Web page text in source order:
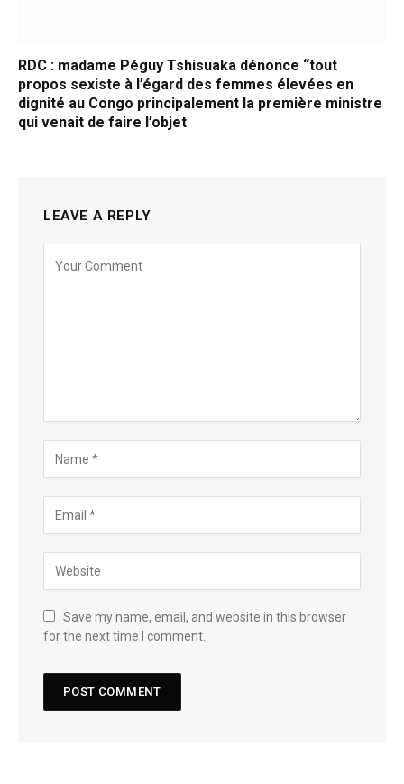
RDC : madame Péguy Tshisuaka dénonce “tout
propos sexiste à l’égard des femmes élevées en
dignité au Congo principalement la première ministre
qui venait de faire l’objet
LEAVE A REPLY
Save my name, email, and website in this browser
for the next time I comment.